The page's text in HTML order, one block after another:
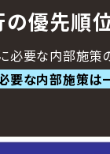
優先順
必要な内部施策
要な内部施策は